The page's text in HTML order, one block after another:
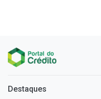
Destaques